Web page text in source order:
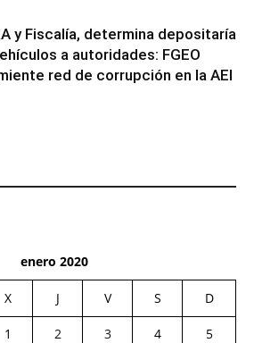
y Fiscalía, determina depositaría
a autoridades: FGEO
red de corrupción en la AEI
enero 2020
X J V S D
1 2 3 4
5